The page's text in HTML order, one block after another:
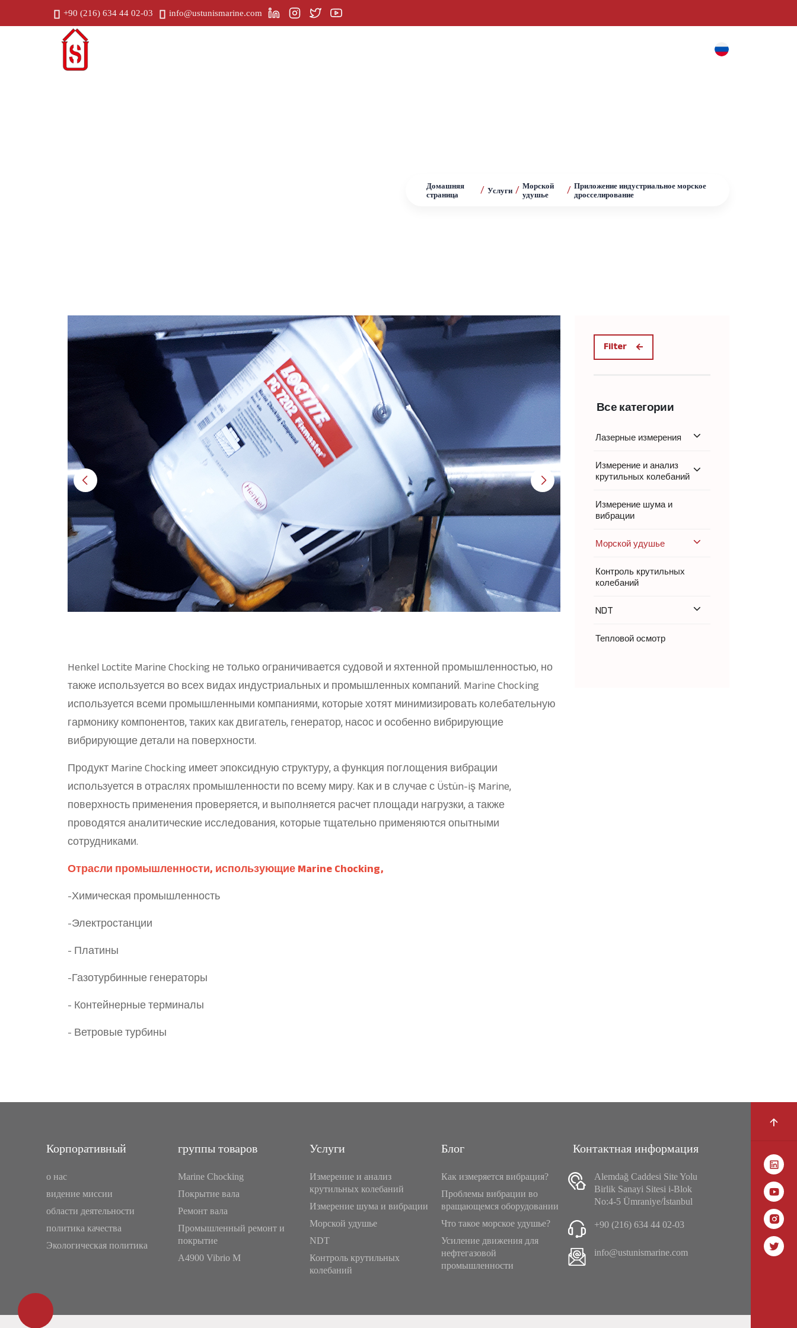
+90 (216) 634 44 02-03 info@ustunismarine.com
Домашняя
страница
/ Услуги / Морской
удушье
/ Приложение индустриальное морское
дросселирование
Henkel Loctite Marine Chocking не только ограничивается судовой и яхтенной промышленностью, но
также используется во всех видах индустриальных и промышленных компаний. Marine Chocking
используется всеми промышленными компаниями, которые хотят минимизировать колебательную
гармонику компонентов, таких как двигатель, генератор, насос и особенно вибрирующие
вибрирующие детали на поверхности.
Продукт Marine Chocking имеет эпоксидную структуру, а функция поглощения вибрации
используется в отраслях промышленности по всему миру. Как и в случае с Üstün-iş Marine,
поверхность применения проверяется, и выполняется расчет площади нагрузки, а также
проводятся аналитические исследования, которые тщательно применяются опытными
сотрудниками.
Отрасли промышленности, использующие Marine Chocking,
-Химическая промышленность
-Электростанции
- Платины
-Газотурбинные генераторы
- Контейнерные терминалы
- Ветровые турбины
Filter
Все категории
Лазерные измерения
Измерение и анализ
крутильных колебаний
Измерение шума и
вибрации
Морской удушье
Контроль крутильных
колебаний
NDT
Тепловой осмотр
Корпоративный
о нас
видение миссии
области деятельности
политика качества
Экологическая политика
группы товаров
Marine Chocking
Покрытие вала
Ремонт вала
Промышленный ремонт и
покрытие
A4900 Vibrio M
Услуги
Измерение и анализ
крутильных колебаний
Измерение шума и вибрации
Морской удушье
NDT
Контроль крутильных
колебаний
Блог
Как измеряется вибрация?
Проблемы вибрации во
вращающемся оборудовании
Что такое морское удушье?
Усиление движения для
нефтегазовой
промышленности
Контактная информация
Alemdağ Caddesi Site Yolu
Birlik Sanayi Sitesi i-Blok
No:4-5 Ümraniye/İstanbul
+90 (216) 634 44 02-03
info@ustunismarine.com